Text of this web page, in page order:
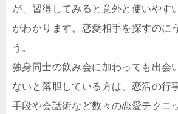
が、習得してみると意外と使いやす
がわかります。恋愛相手を探すのに
う。
独身同士の飲み会に加わっても出会
ないと落胆している方は、恋活の行
手段や会話術など数々の恋愛テクニ